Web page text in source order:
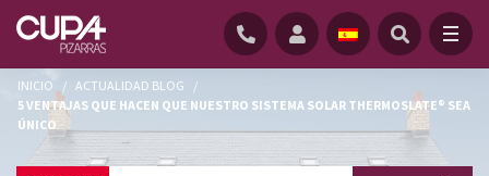
INICIO / ACTUALIDAD BLOG
/
5 VENTAJAS QUE HACEN QUE NUESTRO SISTEMA SOLAR THERMOSLATE® SEA
ÚNICO